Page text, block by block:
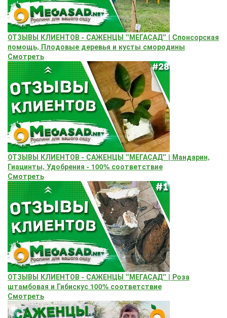
ОТЗЫВЫ КЛИЕНТОВ - САЖЕНЦЫ "МЕГАСАД" | Cпонсорская
помощь, Плодовые деревья и кусты смородины
Смотреть
ОТЗЫВЫ КЛИЕНТОВ - САЖЕНЦЫ "МЕГАСАД" | Мандарин,
Гиацинты, Удобрения - 100% соответствие
Смотреть
ОТЗЫВЫ КЛИЕНТОВ - САЖЕНЦЫ "МЕГАСАД" | Роза
штамбовая и Гибискус 100% соответствие
Смотреть